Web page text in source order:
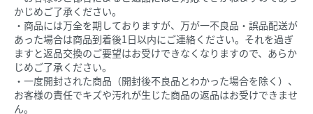
かじめご了承ください。
・商品には万全を期しておりますが、万が一不良品・誤品配送が
あった場合は商品到着後1日以内にご連絡ください。それを過ぎ
ますと返品交換のご要望はお受けできなくなりますので、あらか
じめご了承ください。
・一度開封された商品（開封後不良品とわかった場合を除く）、
お客様の責任でキズや汚れが生じた商品の返品はお受けできませ
ん。